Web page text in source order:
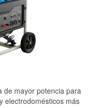
de mayor potencia para
electrodomésticos más